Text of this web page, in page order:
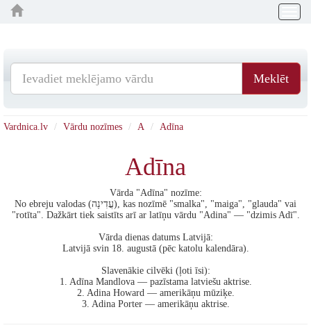
Meklēt
Vardnica.lv Vārdu nozīmes A Adīna
Adīna
Vārda "Adīna" nozīme:
No ebreju valodas (עֲדִינָה), kas nozīmē "smalka", "maiga", "glauda" vai
"rotīta". Dažkārt tiek saistīts arī ar latīņu vārdu "Adina" — "dzimis Adī".
Vārda dienas datums Latvijā:
Latvijā svin 18. augustā (pēc katolu kalendāra).
Slavenākie cilvēki (ļoti īsi):
1. Adīna Mandlova — pazīstama latviešu aktrise.
2. Adina Howard — amerikāņu mūziķe.
3. Adina Porter — amerikāņu aktrise.